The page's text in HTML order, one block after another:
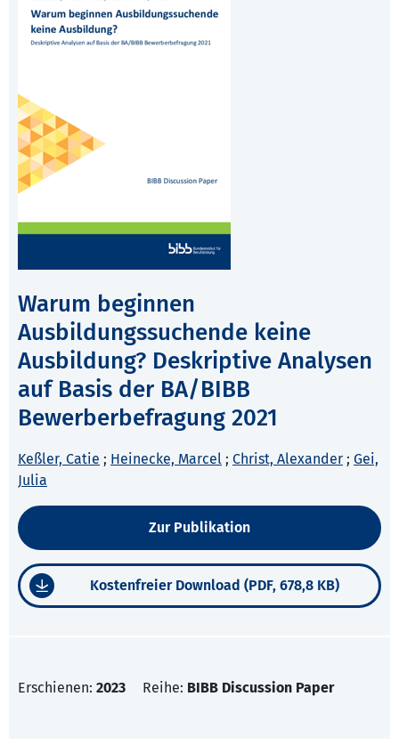
Warum beginnen
Ausbildungssuchende keine
Ausbildung? Deskriptive Analysen
auf Basis der BA/BIBB
Bewerberbefragung 2021
Keßler, Catie ; Heinecke, Marcel ; Christ, Alexander ; Gei,
Julia
Zur Publikation
Kostenfreier Download (PDF, 678,8 KB)
Erschienen: 2023 Reihe: BIBB Discussion Paper